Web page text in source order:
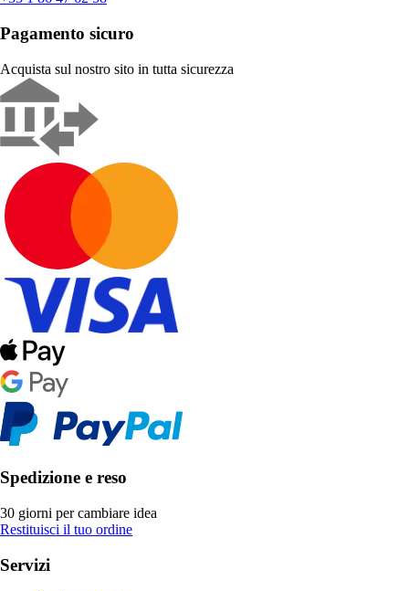
Pagamento sicuro
Acquista sul nostro sito in tutta sicurezza
Spedizione e reso
30 giorni per cambiare idea
Restituisci il tuo ordine
Servizi